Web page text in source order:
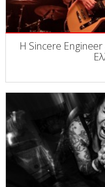
Η Sincere